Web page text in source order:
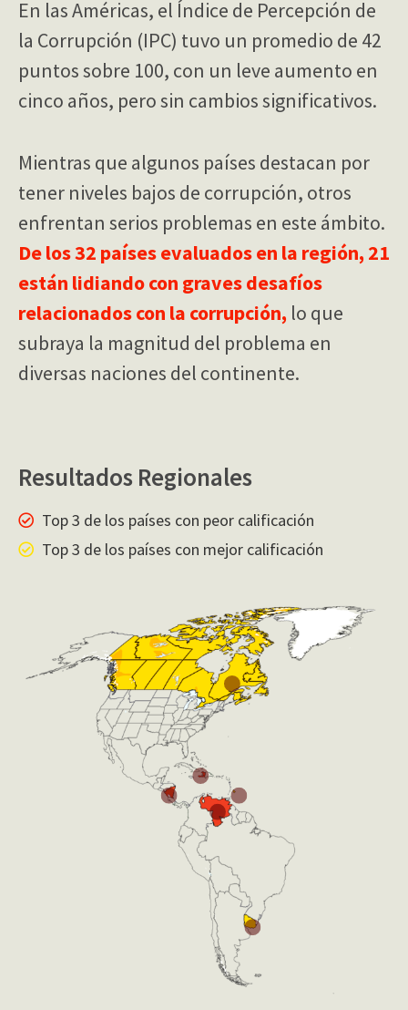
En las Américas, el Índice de Percepción de
la Corrupción (IPC) tuvo un promedio de 42
puntos sobre 100, con un leve aumento en
cinco años, pero sin cambios significativos.
Mientras que algunos países destacan por
tener niveles bajos de corrupción, otros
enfrentan serios problemas en este ámbito.
De los 32 países evaluados en la región, 21
están lidiando con graves desafíos
relacionados con la corrupción, lo que
subraya la magnitud del problema en
diversas naciones del continente.
Resultados Regionales
Top 3 de los países con peor calificación
Top 3 de los países con mejor calificación